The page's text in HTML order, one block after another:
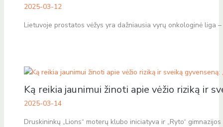
2025-03-12
Lietuvoje prostatos vėžys yra dažniausia vyrų onkologinė liga
Ką reikia jaunimui žinoti apie vėžio riziką ir
2025-03-14
Druskininkų „Lions“ moterų klubo iniciatyva ir „Ryto“